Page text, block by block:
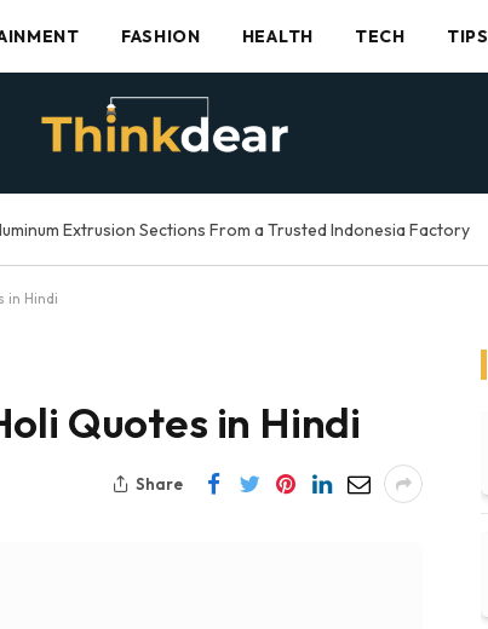
FASHION HEALTH TECH TIPS
Extrusion Sections From a Trusted Indonesia Factory
in Hindi
Holi Quotes in Hindi
Share